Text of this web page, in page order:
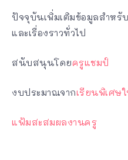
ปัจจุบันเพิ่มเติมข้อมูลสำห
และเรื่องราวทั่วไป
สนับสนุนโดยครูแชมป์
งบประมาณจากเรียนพิเศษ
แฟ้มสะสมผลงานครู